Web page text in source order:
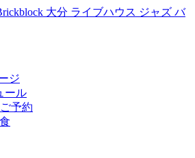
ジ
ール
予約